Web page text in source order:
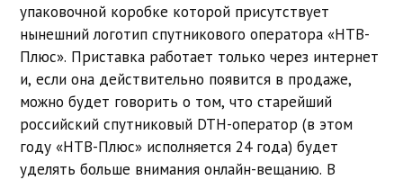
упаковочной коробке которой присутствует
нынешний логотип спутникового оператора «НТВ-
Плюс». Приставка работает только через интернет
и, если она действительно появится в продаже,
можно будет говорить о том, что старейший
российский спутниковый DTH-оператор (в этом
году «НТВ-Плюс» исполняется 24 года) будет
уделять больше внимания онлайн-вещанию. В